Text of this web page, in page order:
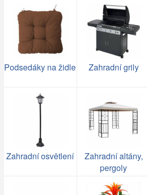
Podsedáky na židle Zahradní grily
Zahradní osvětlení
Zahradní altány,
pergoly